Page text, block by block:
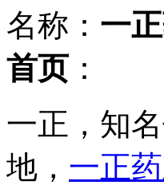
名称： 一
首页 ：
一正，知
地， 一正